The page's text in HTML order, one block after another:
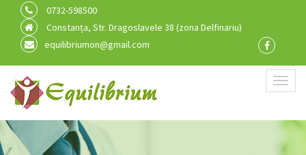
0732-598500
Constanța, Str. Dragoslavele 38 (zona Delfinariu)
equilibriumon@gmail.com